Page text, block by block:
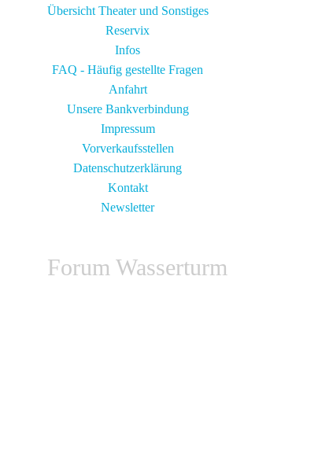
Übersicht Theater und Sonstiges
Reservix
Infos
FAQ - Häufig gestellte Fragen
Anfahrt
Unsere Bankverbindung
Impressum
Vorverkaufsstellen
Datenschutzerklärung
Kontakt
Newsletter
Forum Wasserturm